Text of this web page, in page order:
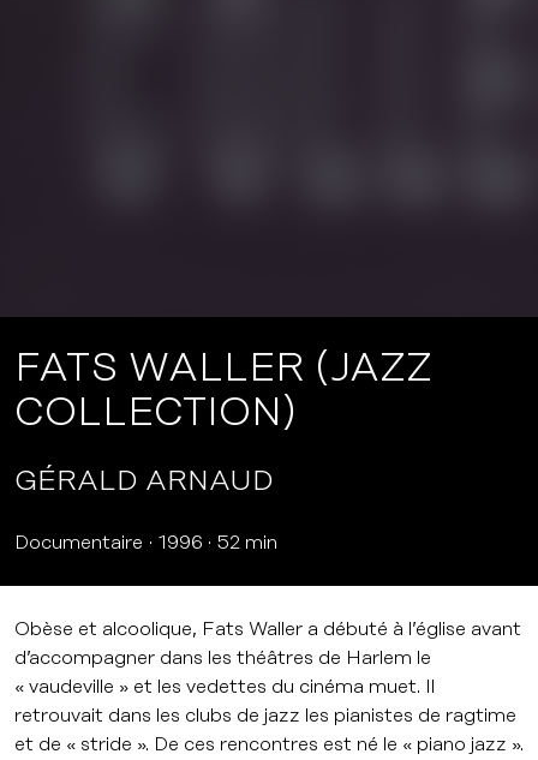
FATS WALLER (JAZZ
COLLECTION)
GÉRALD ARNAUD
Documentaire 1996 52 min
Obèse et alcoolique, Fats Waller a débuté à l’église avant
d’accompagner dans les théâtres de Harlem le
« vaudeville » et les vedettes du cinéma muet. Il
retrouvait dans les clubs de jazz les pianistes de ragtime
et de « stride ». De ces rencontres est né le « piano jazz ».